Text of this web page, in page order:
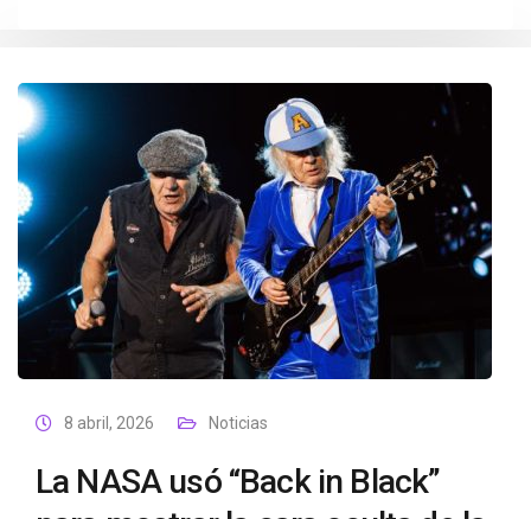
8 abril, 2026 Noticias
La NASA usó “Back in Black”